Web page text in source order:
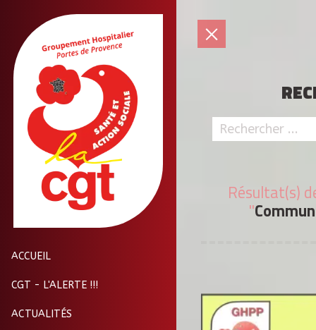
ACCUEIL
CGT - L'ALERTE !!!
ACTUALITÉS
Résultat(s)
"